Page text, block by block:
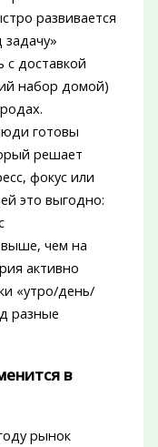
развивается
задачу»
доставкой
набор домой)
готовы
решает
фокус или
это выгодно:
чем на
активно
«утро/день/
разные
в
рынок